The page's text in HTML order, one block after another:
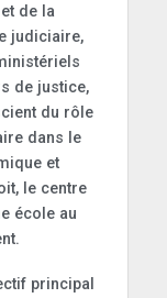
de la
judiciaire,
de justice,
du rôle
dans le
et
le centre
école au
principal